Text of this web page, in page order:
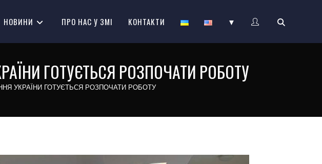
НОВИНИ ПРО НАС У ЗМІ КОНТАКТИ ▼
ГОТУЄТЬСЯ РОЗПОЧАТИ РОБОТУ
УКРАЇНИ ГОТУЄТЬСЯ РОЗПОЧАТИ РОБОТУ